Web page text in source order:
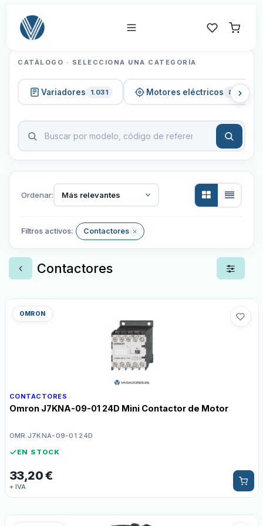
CATÁLOGO · SELECCIONA UNA CATEGORÍA
Variadores 1.031 Motores eléctricos 820
Ordenar: Más relevantes
Filtros activos: Contactores
Contactores
OMRON
CONTACTORES
Omron J7KNA-09-01 24D Mini Contactor de Motor
OMR.J7KNA-09-01 24D
EN STOCK
33,20€
+ IVA